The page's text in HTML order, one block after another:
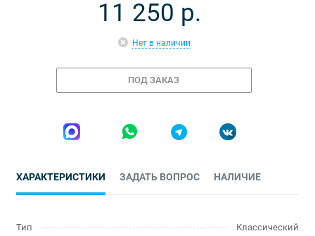
11 250 р.
Нет в наличии
ПОД ЗАКАЗ
ХАРАКТЕРИСТИКИ ЗАДАТЬ ВОПРОС НАЛИЧИЕ
Тип
Классический